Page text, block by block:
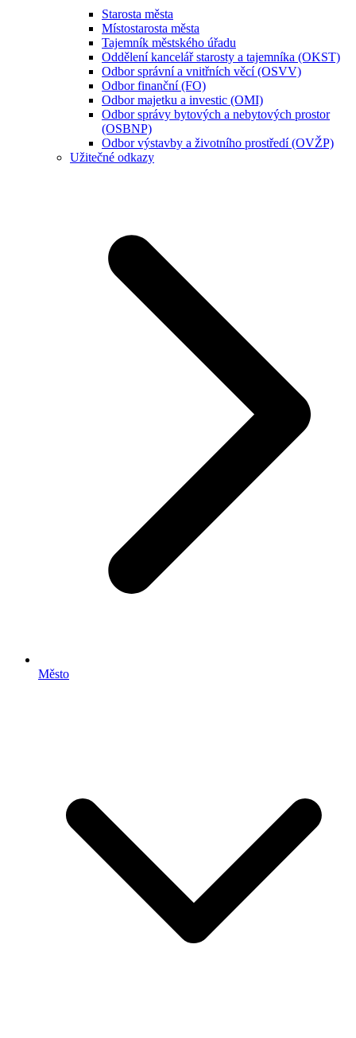
Starosta města
Místostarosta města
Tajemník městského úřadu
Oddělení kancelář starosty a tajemníka (OKST)
Odbor správní a vnitřních věcí (OSVV)
Odbor finanční (FO)
Odbor majetku a investic (OMI)
Odbor správy bytových a nebytových prostor
(OSBNP)
Odbor výstavby a životního prostředí (OVŽP)
Užitečné odkazy
Město